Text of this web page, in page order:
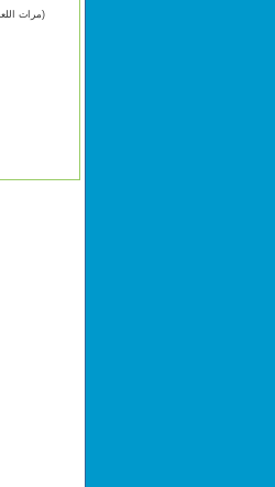
(مرات اللعب: 3 535)